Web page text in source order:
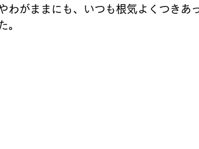
わがままにも、いつも根気よくつきあ
。